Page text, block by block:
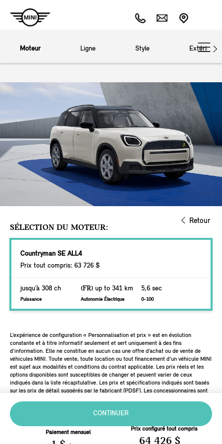
Moteur Ligne Style Extérieur
Retour
SÉLECTION DU MOTEUR:
Countryman SE ALL4
Prix tout compris: 63 726 $
jusqu’à 308 ch
Puissance
(FR) up to 341 km
Autonomie Électrique
5,6 sec
0-100
CONTINUER
Paiement mensuel
Prix configuré tout compris
64 426 $
L’expérience de configuration « Personnalisation et prix » est en évolution
constante et à titre informatif seulement et sert uniquement à des fins
d’information. Elle ne constitue en aucun cas une offre d’achat ou de vente de
véhicules MINI. Toute vente, toute location ou tout financement d'un véhicule MINI
est sujet aux modalités et conditions du contrat applicable. Les prix réels et les
options disponibles sont susceptibles de changer et peuvent varier de ceux
indiqués dans la liste récapitulative. Les prix et spécifications indiqués sont basés
sur les prix de détail suggérés par le fabricant (PDSF). Les concessionnaires sont